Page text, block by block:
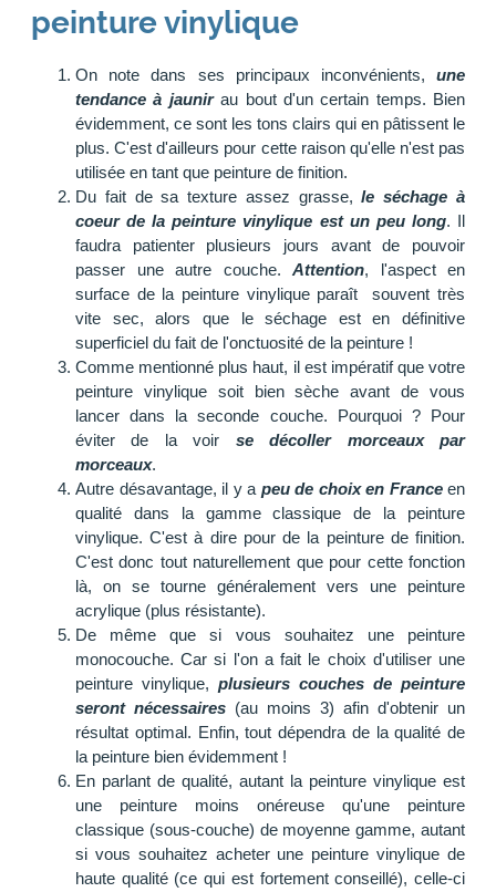
peinture vinylique
On note dans ses principaux inconvénients, une
tendance à jaunirau bout d'un certain temps. Bien
évidemment, ce sont les tons clairs qui en pâtissent le
plus. C'est d'ailleurs pour cette raison qu'elle n'est pas
utilisée en tant que peinture de finition.
Du fait de sa texture assez grasse,le séchage à
coeur de la peinture vinylique est un peu long. Il
faudra patienter plusieurs jours avant de pouvoir
passer une autre couche. Attention, l'aspect en
surface de la peinture vinylique paraît souvent très
vite sec, alors que le séchage est en définitive
superficiel du fait de l'onctuosité de la peinture !
Comme mentionné plus haut, il est impératif que votre
peinture vinylique soit bien sèche avant de vous
lancer dans la seconde couche. Pourquoi ? Pour
éviter de la voir se décoller morceaux par
morceaux.
Autre désavantage, il y a peu de choix en Franceen
qualité dans la gamme classique de la peinture
vinylique. C'est à dire pour de la peinture de finition.
C'est donc tout naturellement que pour cette fonction
là, on se tourne généralement vers une peinture
acrylique (plus résistante).
De même que si vous souhaitez une peinture
monocouche. Car si l'on a fait le choix d'utiliser une
peinture vinylique, plusieurs couches de peinture
seront nécessaires (au moins 3) afin d'obtenir un
résultat optimal. Enfin, tout dépendra de la qualité de
la peinture bien évidemment !
En parlant de qualité, autant la peinture vinylique est
une peinture moins onéreuse qu'une peinture
classique (sous-couche) de moyenne gamme, autant
si vous souhaitez acheter une peinture vinylique de
haute qualité (ce qui est fortement conseillé), celle-ci